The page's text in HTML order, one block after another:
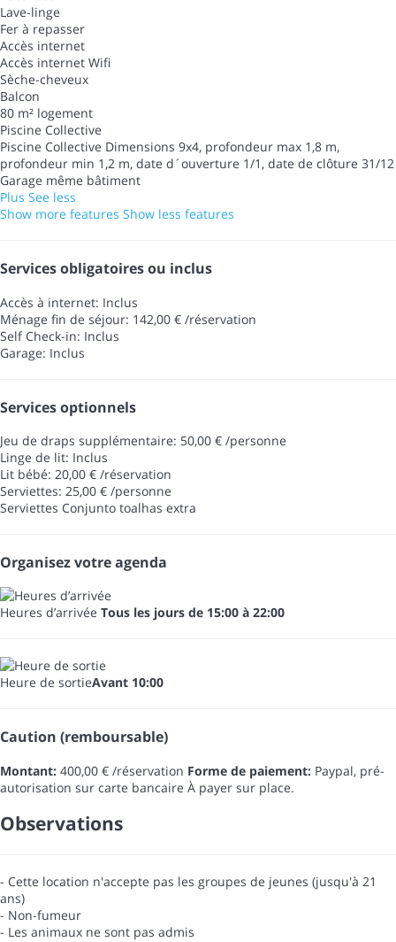
Lave-linge
Fer à repasser
Accès internet
Accès internet Wifi
Sèche-cheveux
Balcon
80 m² logement
Piscine Collective
Piscine Collective Dimensions 9x4, profondeur max 1,8 m,
profondeur min 1,2 m, date d´ouverture 1/1, date de clôture 31/12
Garage même bâtiment
Plus See less
Show more features Show less features
Services obligatoires ou inclus
Accès à internet: Inclus
Ménage fin de séjour: 142,00 € /réservation
Self Check-in: Inclus
Garage: Inclus
Services optionnels
Jeu de draps supplémentaire: 50,00 € /personne
Linge de lit: Inclus
Lit bébé: 20,00 € /réservation
Serviettes: 25,00 € /personne
Serviettes Conjunto toalhas extra
Organisez votre agenda
Heures d’arrivée Tous les jours de 15:00 à 22:00
Heure de sortieAvant 10:00
Caution (remboursable)
Montant: 400,00 € /réservation Forme de paiement: Paypal, pré-
autorisation sur carte bancaire À payer sur place.
Observations
- Cette location n'accepte pas les groupes de jeunes (jusqu'à 21
ans)
- Non-fumeur
- Les animaux ne sont pas admis